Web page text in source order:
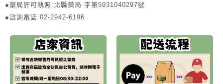
●藥局許可執照:北縣藥局 字第5931040297號
●諮詢電話:02-2942-6196